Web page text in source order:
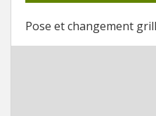
Pose et changement